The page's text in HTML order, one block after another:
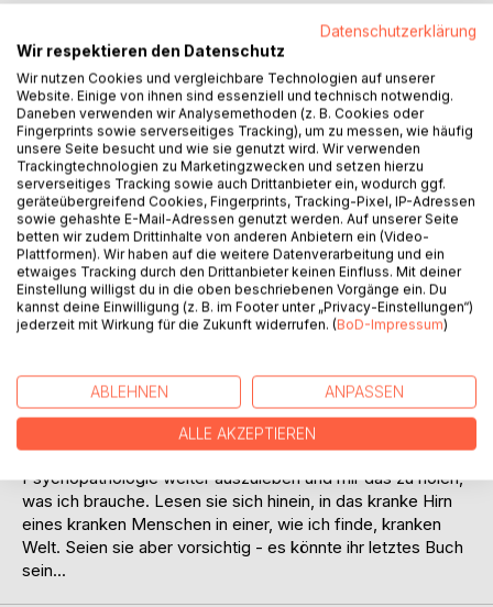
Auf die Merkliste
Titel bewerten
BESCHREIBUNG
In diesem 2. Teil der Trilogie möchte ich, Christoph Rainer
Leinen, Sie in eine meiner Schwächen einweihen - nämlich
die Spielsucht. Diese, in Verbindung mit einer grausamen
Kindheitserinnerung, zwingen mich, meine
Psychopathologie weiter auszuleben und mir das zu holen,
was ich brauche. Lesen sie sich hinein, in das kranke Hirn
eines kranken Menschen in einer, wie ich finde, kranken
Welt. Seien sie aber vorsichtig - es könnte ihr letztes Buch
sein...
Datenschutzerklärung
Wir respektieren den Datenschutz
Wir nutzen Cookies und vergleichbare Technologien auf unserer
Website. Einige von ihnen sind essenziell und technisch notwendig.
Daneben verwenden wir Analysemethoden (z. B. Cookies oder
Fingerprints sowie serverseitiges Tracking), um zu messen, wie häufig
unsere Seite besucht und wie sie genutzt wird. Wir verwenden
Trackingtechnologien zu Marketingzwecken und setzen hierzu
serverseitiges Tracking sowie auch Drittanbieter ein, wodurch ggf.
geräteübergreifend Cookies, Fingerprints, Tracking-Pixel, IP-Adressen
sowie gehashte E-Mail-Adressen genutzt werden. Auf unserer Seite
betten wir zudem Drittinhalte von anderen Anbietern ein (Video-
Plattformen). Wir haben auf die weitere Datenverarbeitung und ein
etwaiges Tracking durch den Drittanbieter keinen Einfluss. Mit deiner
Einstellung willigst du in die oben beschriebenen Vorgänge ein. Du
kannst deine Einwilligung (z. B. im Footer unter „Privacy-Einstellungen“)
jederzeit mit Wirkung für die Zukunft widerrufen. (BoD-Impressum)
ABLEHNEN ANPASSEN
ALLE AKZEPTIEREN